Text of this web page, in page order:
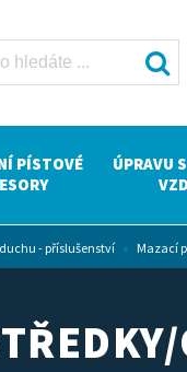
PÍSTOVÉ
ÚPRAVU
- příslušenství » Mazací